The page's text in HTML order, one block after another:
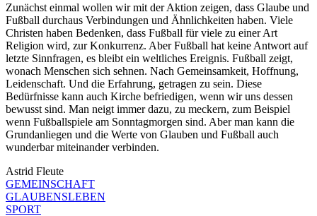
Zunächst einmal wollen wir mit der Aktion zeigen, dass Glaube und
Fußball durchaus Verbindungen und Ähnlichkeiten haben. Viele
Christen haben Bedenken, dass Fußball für viele zu einer Art
Religion wird, zur Konkurrenz. Aber Fußball hat keine Antwort auf
letzte Sinnfragen, es bleibt ein weltliches Ereignis. Fußball zeigt,
wonach Menschen sich sehnen. Nach Gemeinsamkeit, Hoffnung,
Leidenschaft. Und die Erfahrung, getragen zu sein. Diese
Bedürfnisse kann auch Kirche befriedigen, wenn wir uns dessen
bewusst sind. Man neigt immer dazu, zu meckern, zum Beispiel
wenn Fußballspiele am Sonntagmorgen sind. Aber man kann die
Grundanliegen und die Werte von Glauben und Fußball auch
wunderbar miteinander verbinden.
Astrid Fleute
GEMEINSCHAFT
GLAUBENSLEBEN
SPORT